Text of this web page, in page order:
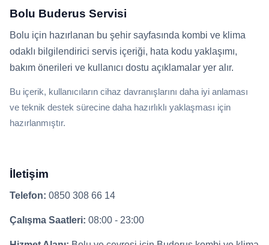
Bolu Buderus Servisi
Bolu için hazırlanan bu şehir sayfasında kombi ve klima
odaklı bilgilendirici servis içeriği, hata kodu yaklaşımı,
bakım önerileri ve kullanıcı dostu açıklamalar yer alır.
Bu içerik, kullanıcıların cihaz davranışlarını daha iyi anlaması
ve teknik destek sürecine daha hazırlıklı yaklaşması için
hazırlanmıştır.
İletişim
Telefon: 0850 308 66 14
Çalışma Saatleri: 08:00 - 23:00